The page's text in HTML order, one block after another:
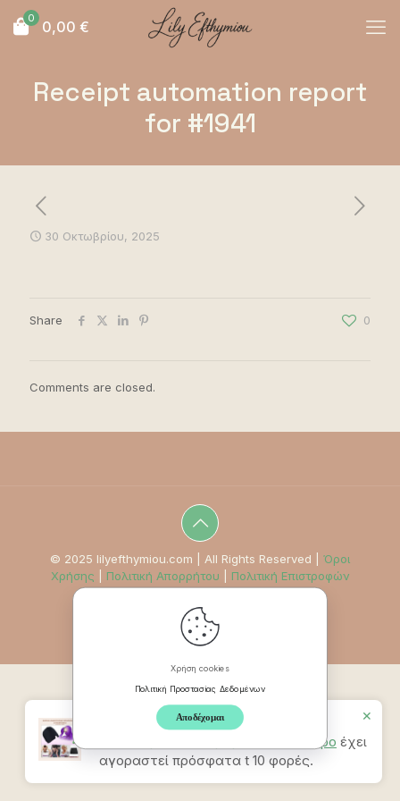
0 0,00 €
Receipt automation report
for #1941
30 Οκτωβρίου, 2025
Share 0
Comments are closed.
© 2025 lilyefthymiou.com | All Rights Reserved | Όροι
Χρήσης
Πολιτική Απορρήτου Πολιτική Επιστροφών
Χρήση cookies
Πολιτική Προστασίας Δεδομένων
Αποδέχομαι
Καπέλο Ανακούφισης
Πονοκεφάλου & Ημικρανίας – Μαύρο έχει
αγοραστεί πρόσφατα t 10 φορές.
✕